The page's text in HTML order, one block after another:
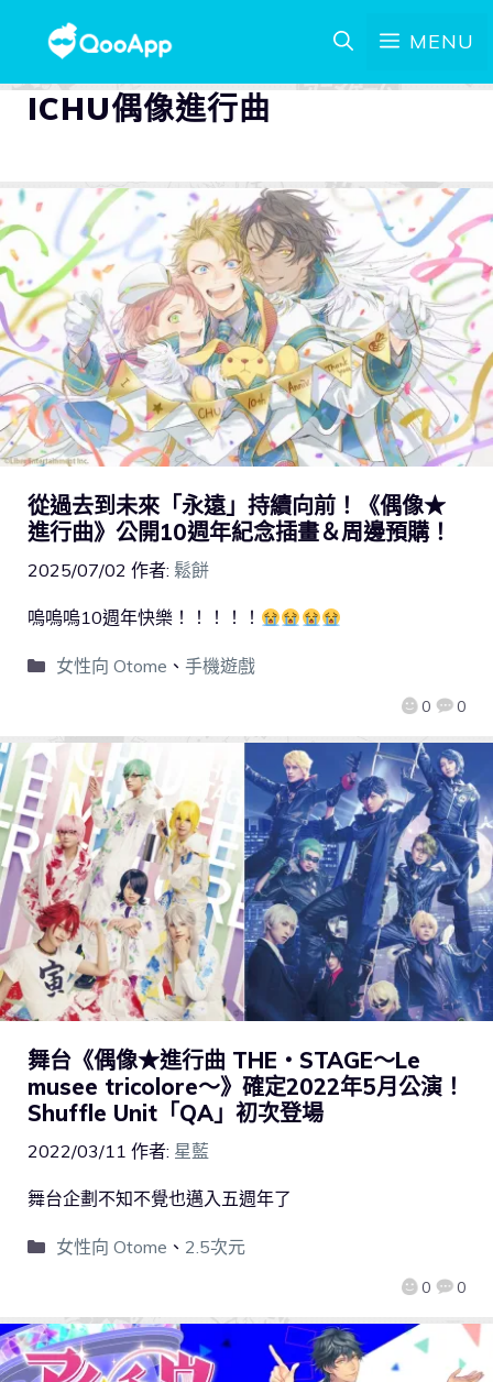
MENU
ICHU偶像進行曲
從過去到未來「永遠」持續向前！《偶像★
進行曲》公開10週年紀念插畫＆周邊預購！
2025/07/02 作者: 鬆餅
0 0
嗚嗚嗚10週年快樂！！！！！
女性向 Otome 、 手機遊戲
舞台《偶像★進行曲 THE・STAGE～Le
musee tricolore～》確定2022年5月公演！
Shuffle Unit「QA」初次登場
2022/03/11 作者: 星藍
0 0
舞台企劃不知不覺也邁入五週年了
女性向 Otome 、 2.5次元